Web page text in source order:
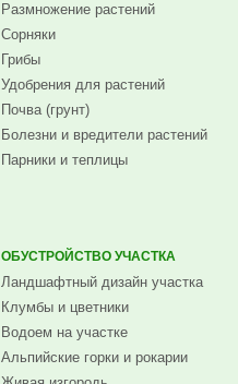
Размножение растений
Сорняки
Грибы
Удобрения для растений
Почва (грунт)
Болезни и вредители растений
Парники и теплицы
ОБУСТРОЙСТВО УЧАСТКА
Ландшафтный дизайн участка
Клумбы и цветники
Водоем на участке
Альпийские горки и рокарии